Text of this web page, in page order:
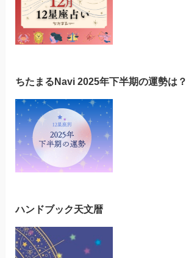
ちたまるNavi 2025年下半期の運勢は？
ハンドブック天文暦